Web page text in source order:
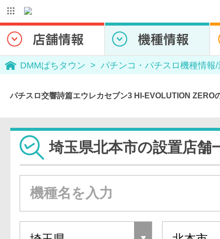
DMMぱちタウン パチンコ・パチスロ機種情報
パチスロ交響詩篇エウレカセブン3 HI-EVOLUTION ZERO
埼玉県北本市の設置店舗